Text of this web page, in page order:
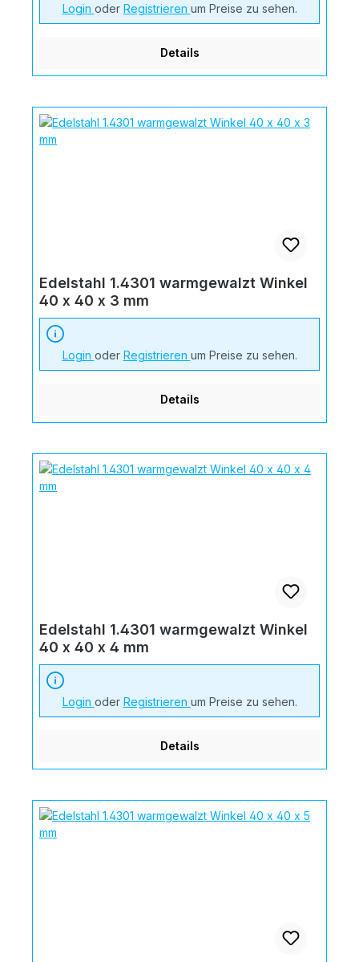
Login oder Registrieren um Preise zu sehen.
Details
Edelstahl 1.4301 warmgewalzt Winkel
40 x 40 x 3 mm
Login oder Registrieren um Preise zu sehen.
Details
Edelstahl 1.4301 warmgewalzt Winkel
40 x 40 x 4 mm
Login oder Registrieren um Preise zu sehen.
Details